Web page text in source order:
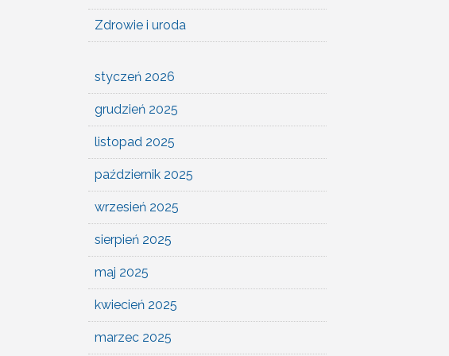
Zdrowie i uroda
styczeń 2026
grudzień 2025
listopad 2025
październik 2025
wrzesień 2025
sierpień 2025
maj 2025
kwiecień 2025
marzec 2025